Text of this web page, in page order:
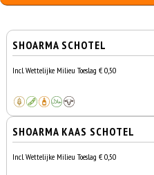
SHOARMA SCHOTEL
Incl. Wettelijke Milieu Toeslag € 0,50
SHOARMA KAAS SCHOTEL
Incl. Wettelijke Milieu Toeslag € 0,50